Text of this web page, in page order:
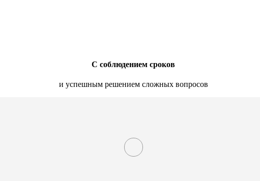
С соблюдением сроков
и успешным решением сложных вопросов